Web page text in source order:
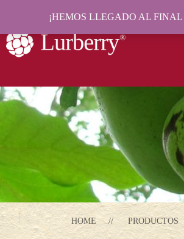
HOME PRODUCTOS
¡HEMOS LLEGADO AL